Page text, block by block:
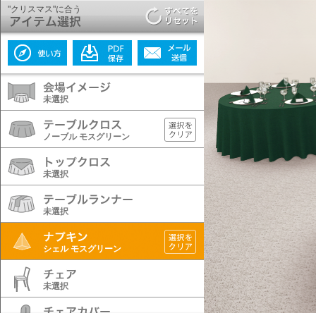
"クリスマス"に合う
未選択
ノーブル モスグリーン
未選択
未選択
シェル モスグリーン
未選択